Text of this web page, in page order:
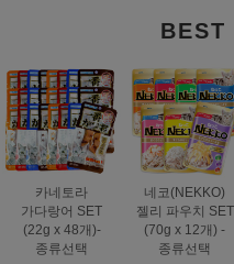
BEST
카네토라
가다랑어 SET
(22g x 48개)-
종류선택
네코(NEKKO)
젤리 파우치 SET
(70g x 12개) -
종류선택